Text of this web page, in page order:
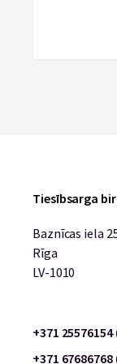
Tiesībsarga
Baznīcas iela
Rīga
LV-1010
+371
+371